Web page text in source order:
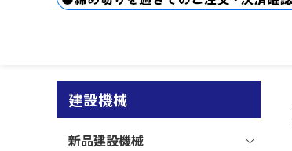
建設機械
新品建設機械